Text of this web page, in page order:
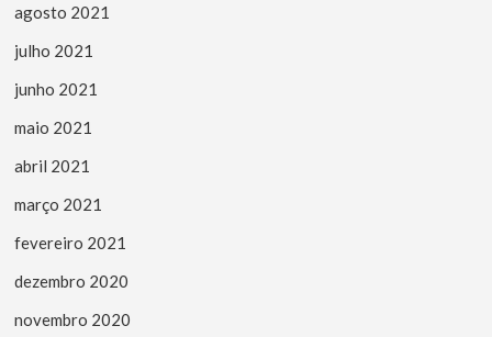
agosto 2021
julho 2021
junho 2021
maio 2021
abril 2021
março 2021
fevereiro 2021
dezembro 2020
novembro 2020